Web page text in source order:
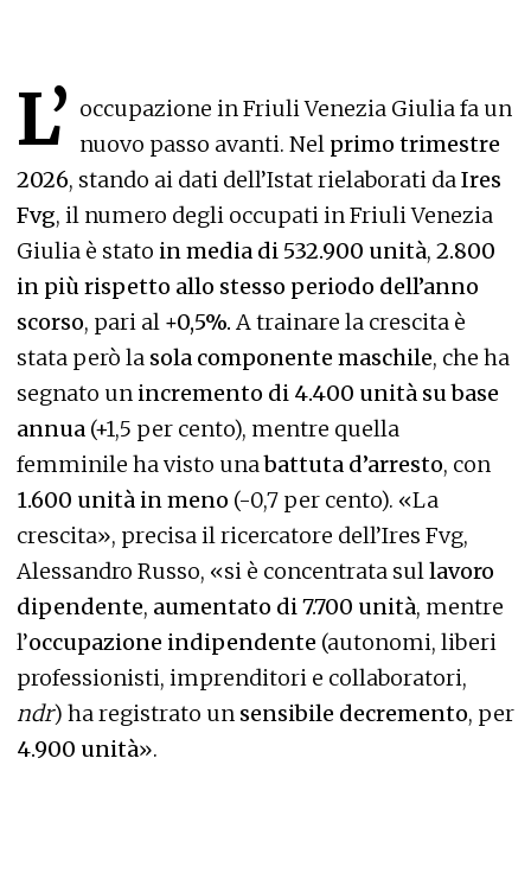
L’ occupazione in Friuli Venezia Giulia fa un
nuovo passo avanti. Nel primo trimestre
2026, stando ai dati dell’Istat rielaborati da Ires
Fvg, il numero degli occupati in Friuli Venezia
Giulia è stato in media di 532.900 unità, 2.800
in più rispetto allo stesso periodo dell’anno
scorso, pari al +0,5%. A trainare la crescita è
stata però la sola componente maschile, che ha
segnato un incremento di 4.400 unità su base
annua (+1,5 per cento), mentre quella
femminile ha visto unabattuta d’arresto, con
1.600 unità in meno (-0,7 per cento). «La
crescita», precisa il ricercatore dell’Ires Fvg,
Alessandro Russo, «si è concentrata sul lavoro
dipendente, aumentato di 7.700 unità, mentre
l’occupazione indipendente (autonomi, liberi
professionisti, imprenditori e collaboratori,
ndr) ha registrato un sensibile decremento, per
4.900 unità».